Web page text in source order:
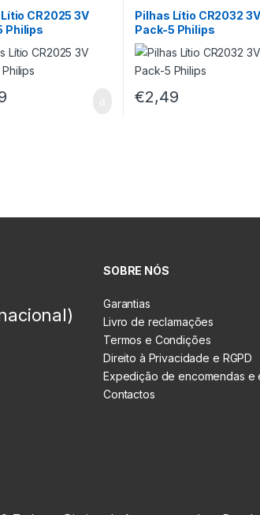
CR2025 3V
Philips
Pilhas Lítio CR2032 3V
Pack-5 Philips
€2,49
SOBRE NÓS
Garantias
Livro de reclamações
Termos e Condições
Direito à Privacidade e RGPD
Expedição de encomendas e
Contactos